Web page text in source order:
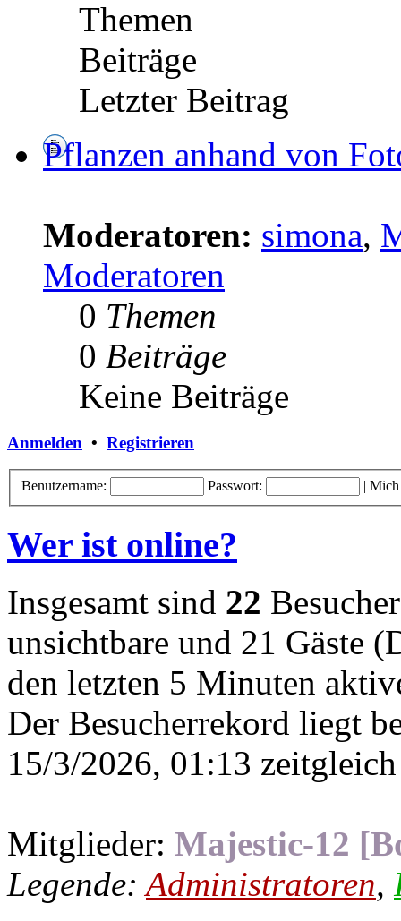
Themen
Beiträge
Letzter Beitrag
Pflanzen anhand von
Moderatoren: simona,
Moderatoren
0 Themen
0 Beiträge
Keine Beiträge
Anmelden • Registrieren
Benutzername: Passwort: | Mich
Wer ist online?
Insgesamt sind 22
unsichtbare und 21 Gäste
den letzten 5 Minuten
Der Besucherrekord liegt
15/3/2026, 01:13
Mitglieder: Majestic-12
Legende:Administratoren,